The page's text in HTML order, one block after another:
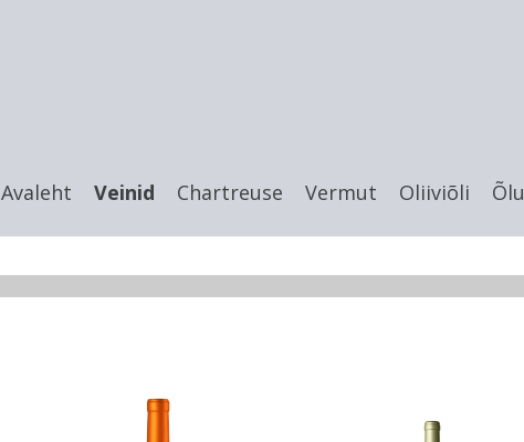
Avaleht Veinid Chartreuse Vermut Oliiviõli Õlu